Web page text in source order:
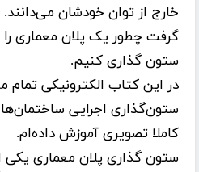
خارج از توان خودشان
گرفت چطور یک پلان معماری
ستون گذاری کنیم.
در این کتاب الکترونیکی تمام
ستون‌گذاری اجرایی
کاملا تصویری آموزش داده‌ام.
ستون گذاری پلان معماری